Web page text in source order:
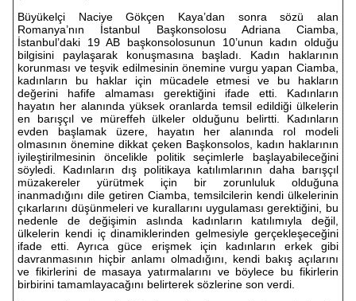
Büyükelçi Naciye Gökçen Kaya’dan sonra sözü alan
Romanya’nın İstanbul Başkonsolosu Adriana Ciamba,
İstanbul’daki 19 AB başkonsolosunun 10’unun kadın olduğu
bilgisini paylaşarak konuşmasına başladı. Kadın haklarının
korunması ve teşvik edilmesinin önemine vurgu yapan Ciamba,
kadınların bu haklar için mücadele etmesi ve bu hakların
değerini hafife almaması gerektiğini ifade etti. Kadınların
hayatın her alanında yüksek oranlarda temsil edildiği ülkelerin
en barışçıl ve müreffeh ülkeler olduğunu belirtti. Kadınların
evden başlamak üzere, hayatın her alanında rol modeli
olmasının önemine dikkat çeken Başkonsolos, kadın haklarının
iyileştirilmesinin öncelikle politik seçimlerle başlayabileceğini
söyledi. Kadınların dış politikaya katılımlarının daha barışçıl
müzakereler yürütmek için bir zorunluluk olduğuna
inanmadığını dile getiren Ciamba, temsilcilerin kendi ülkelerinin
çıkarlarını düşünmeleri ve kurallarını uygulaması gerektiğini, bu
nedenle de değişimin aslında kadınların katılımıyla değil,
ülkelerin kendi iç dinamiklerinden gelmesiyle gerçekleşeceğini
ifade etti. Ayrıca güce erişmek için kadınların erkek gibi
davranmasının hiçbir anlamı olmadığını, kendi bakış açılarını
ve fikirlerini de masaya yatırmalarını ve böylece bu fikirlerin
birbirini tamamlayacağını belirterek sözlerine son verdi.